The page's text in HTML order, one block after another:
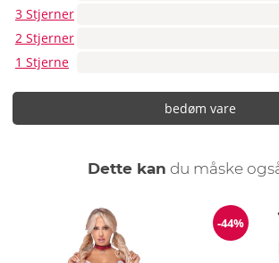
3 Stjerner
2 Stjerner
1 Stjerne
bedøm vare
Dette kan du måske
Rabat
-44%